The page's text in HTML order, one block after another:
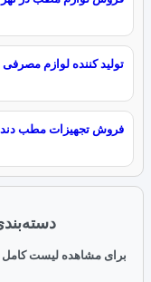
تولید کننده لوازم
فروش تجهیزات مطب
برای مشاهده لیست کامل